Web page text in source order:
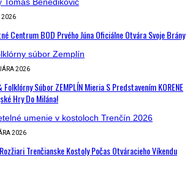
2026
Centrum BOD Prvého Júna Oficiálne Otvára Svoje Brány
2026
Folklórny Súbor ZEMPLÍN Mieria S Predstavením KORENE
Hry Do Milána!
2026
Trenčianske Kostoly Počas Otváracieho Víkendu